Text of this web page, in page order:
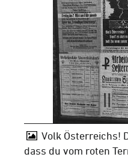
Volk Österreichs!
dass du vom roten